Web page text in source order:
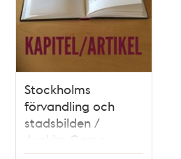
Stockholms
förvandling och
stadsbilden /
Joakim Garpe